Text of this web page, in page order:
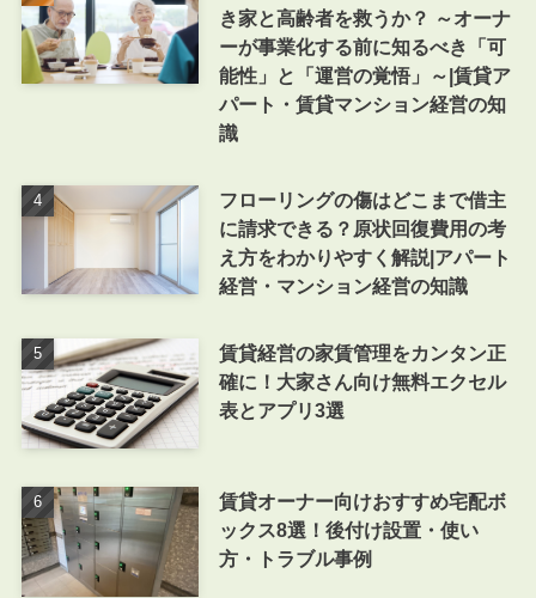
き家と高齢者を救うか？ ～オーナ
ーが事業化する前に知るべき「可
能性」と「運営の覚悟」～|賃貸ア
パート・賃貸マンション経営の知
識
フローリングの傷はどこまで借主
に請求できる？原状回復費用の考
え方をわかりやすく解説|アパート
経営・マンション経営の知識
賃貸経営の家賃管理をカンタン正
確に！大家さん向け無料エクセル
表とアプリ3選
賃貸オーナー向けおすすめ宅配ボ
ックス8選！後付け設置・使い
方・トラブル事例